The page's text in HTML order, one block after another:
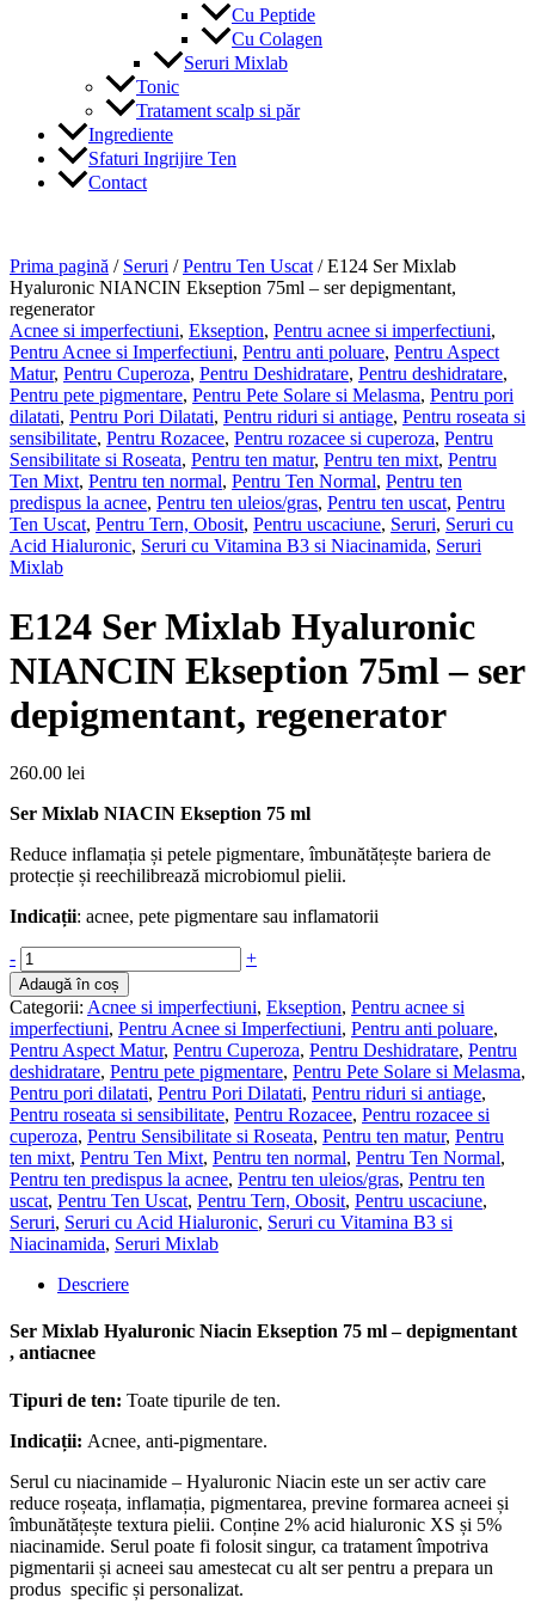
Cu Peptide
Cu Colagen
Seruri Mixlab
Tonic
Tratament scalp si păr
Ingrediente
Sfaturi Ingrijire Ten
Contact
Prima pagină / Seruri /Pentru Ten Uscat / E124 Ser Mixlab
Hyaluronic NIANCIN Ekseption 75ml – ser depigmentant,
regenerator
Acnee si imperfectiuni, Ekseption, Pentru acnee si imperfectiuni,
Pentru Acnee si Imperfectiuni, Pentru anti poluare, Pentru Aspect
Matur, Pentru Cuperoza, Pentru Deshidratare, Pentru deshidratare,
Pentru pete pigmentare, Pentru Pete Solare si Melasma, Pentru pori
dilatati, Pentru Pori Dilatati, Pentru riduri si antiage, Pentru roseata si
sensibilitate, Pentru Rozacee, Pentru rozacee si cuperoza, Pentru
Sensibilitate si Roseata, Pentru ten matur, Pentru ten mixt, Pentru
Ten Mixt, Pentru ten normal, Pentru Ten Normal, Pentru ten
predispus la acnee, Pentru ten uleios/gras, Pentru ten uscat, Pentru
Ten Uscat, Pentru Tern, Obosit, Pentru uscaciune, Seruri, Seruri cu
Acid Hialuronic, Seruri cu Vitamina B3 si Niacinamida, Seruri
Mixlab
E124 Ser Mixlab Hyaluronic
NIANCIN Ekseption 75ml – ser
depigmentant, regenerator
260.00 lei
Ser Mixlab NIACIN Ekseption 75 ml
Reduce inflamația și petele pigmentare, îmbunătățește bariera de
protecție și reechilibrează microbiomul pielii.
Indicații: acnee, pete pigmentare sau inflamatorii
- Cantitate
E124
Ser
Mixlab
Hyaluronic
NIANCIN
Ekseption
75ml
-
ser
depigmentant,
regenerator
+
Adaugă în coș
Categorii: Acnee si imperfectiuni, Ekseption, Pentru acnee si
imperfectiuni, Pentru Acnee si Imperfectiuni, Pentru anti poluare,
Pentru Aspect Matur, Pentru Cuperoza, Pentru Deshidratare, Pentru
deshidratare, Pentru pete pigmentare, Pentru Pete Solare si Melasma,
Pentru pori dilatati, Pentru Pori Dilatati, Pentru riduri si antiage,
Pentru roseata si sensibilitate, Pentru Rozacee, Pentru rozacee si
cuperoza, Pentru Sensibilitate si Roseata, Pentru ten matur, Pentru
ten mixt, Pentru Ten Mixt, Pentru ten normal, Pentru Ten Normal,
Pentru ten predispus la acnee, Pentru ten uleios/gras, Pentru ten
uscat, Pentru Ten Uscat, Pentru Tern, Obosit, Pentru uscaciune,
Seruri, Seruri cu Acid Hialuronic, Seruri cu Vitamina B3 si
Niacinamida, Seruri Mixlab
Descriere
Ser Mixlab Hyaluronic Niacin Ekseption 75 ml – depigmentant
, antiacnee
Tipuri de ten: Toate tipurile de ten.
Indicații: Acnee, anti-pigmentare.
Serul cu niacinamide – Hyaluronic Niacin este un ser activ care
reduce roșeața, inflamația, pigmentarea, previne formarea acneei și
îmbunătățește textura pielii. Conține 2% acid hialuronic XS și 5%
niacinamide. Serul poate fi folosit singur, ca tratament împotriva
pigmentarii și acneei sau amestecat cu alt ser pentru a prepara un
produs specific și personalizat.